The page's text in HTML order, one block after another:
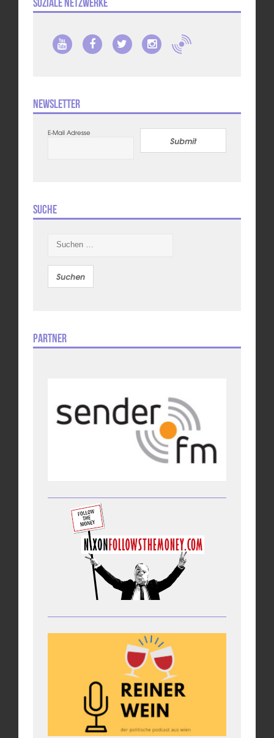
Newsletter
E-Mail Adresse
Submit
Suche
nach:
Partner